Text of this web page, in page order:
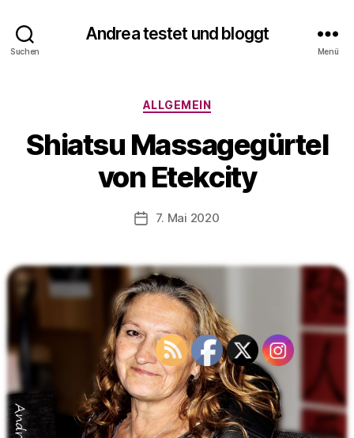
Suchen
Andrea testet und bloggt
Menü
Kategorien
ALLGEMEIN
Shiatsu Massagegürtel
von Etekcity
Beitragsautor
o
n
r
a
e
t
u
d
b
l
o
g
g
t
Veröffentlichungsdatum
7. Mai 2020